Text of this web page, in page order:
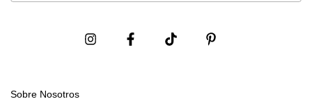
Sobre Nosotros